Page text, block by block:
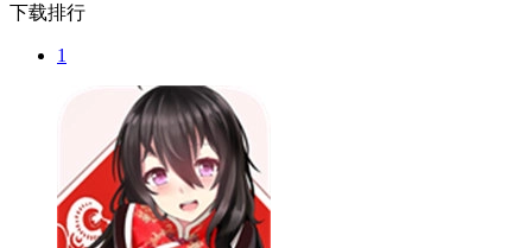
下载排行
1